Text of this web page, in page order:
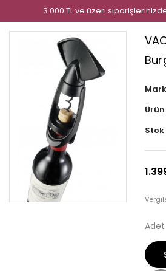
3.000 TL ve üzeri
Adet